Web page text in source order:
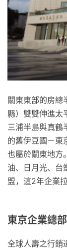
關東東部的房總
縣）雙雙伸進太
三浦半島與真鶴
的舊伊豆國－東
也屬於關東地方
油、日月光、台
盟，這2年企業
東京企業總
全球人壽之行銷